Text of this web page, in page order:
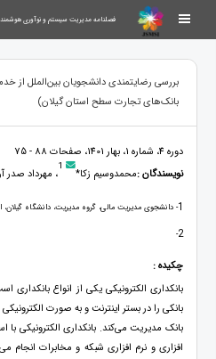
فصلنامه مدیریت سیستم و نوآوری هوشمند
بررسی رضایتمندی دانشجویان بین‌الملل از
بانک‌های تجارت سطح استان گیلان)
دوره 4، شماره 1، بهار 1401، صفحات 88 - 75
نویسندگان :محمدوسیم زکا* 1، مهرداد صدر
1- دانشجوی مدیریت مالی، گروه مدیریت، دانشگاه گیلان،
2
-
چکیده :
بانکداری الکترونیکی یکی از انواع بانکداری
بانکی را در بستر اینترنت‌ و به صورت
بانک مدیریت می‌کند. بانکداری الکترونیکی
افزاری و نرم افزاری شبکه و مخابرات